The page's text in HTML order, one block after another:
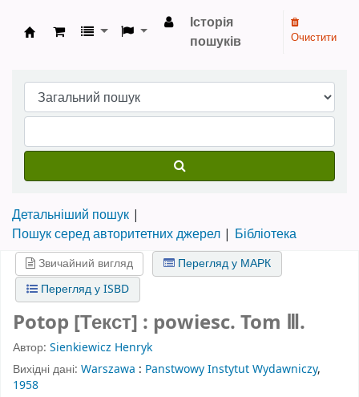
Бібліотека НТШ › Електронний каталог
Історія
пошуків
Очистити
Детальніший пошук
Пошук серед авторитетних джерел
Бібліотека
Звичайний вигляд
Перегляд у МАРК
Перегляд у ISBD
Potop [Текст] : powiesc. Tom Ⅲ.
Автор: Sienkiewicz Henryk
Вихідні дані: Warszawa : Panstwowy Instytut Wydawniczy,
1958